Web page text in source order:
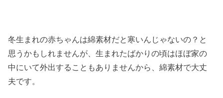
冬生まれの赤ちゃんは綿素材だと寒いんじゃないの？と
思うかもしれませんが、生まれたばかりの頃はほぼ家の
中にいて外出することもありませんから、綿素材で大丈
夫です。